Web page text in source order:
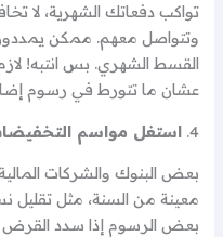
تواكب دفعاتك الشهرية، لا
وتتواصل معهم. ممكن يمددون
القسط الشهري. بس انتبه!
عشان ما تتورط في رسوم
4. استغل مواسم
بعض البنوك والشركات
معينة من السنة، مثل تقليل
بعض الرسوم إذا سدد القرض